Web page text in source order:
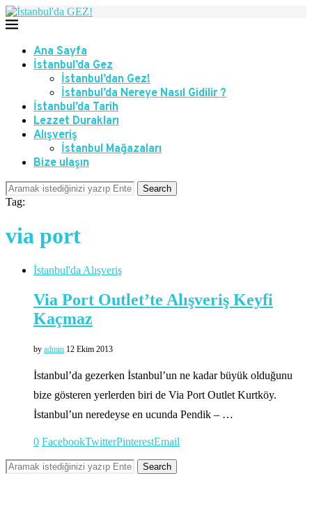
Ana Sayfa
İstanbul’da Gez
İstanbul’dan Gez!
İstanbul’da Nereye Nasıl Gidilir ?
İstanbul’da Tarih
Lezzet Durakları
Alışveriş
İstanbul Mağazaları
Bize ulaşın
Search
Tag:
via port
İstanbul'da Alışveriş
Via Port Outlet’te Alışveriş Keyfi
Kaçmaz
by admin 12 Ekim 2013
İstanbul’da gezerken İstanbul’un ne kadar büyük olduğunu
bize gösteren yerlerden biri de Via Port Outlet Kurtköy.
İstanbul’un neredeyse en ucunda Pendik – …
0 FacebookTwitterPinterestEmail